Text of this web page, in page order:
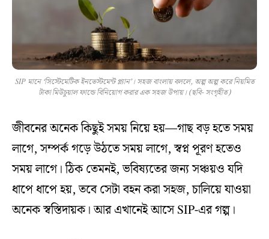
SIP মানে ‘সিস্টেমেটিক ইনভেস্টমেন্ট প্ল্যান’। সহজ বাংলায় বললে, অল্প অল্প করে নিয়মিত
টাকা মিউচুয়াল ফান্ডে বিনিয়োগ করার এক সহজ উপায়। (ছবি- সংগৃহীত)
জীবনের অনেক কিছুই সময় নিয়ে হয়—গাছ বড় হতে সময়
লাগে, সম্পর্ক গড়ে উঠতে সময় লাগে, স্বপ্ন পূরণ হতেও
সময় লাগে। ঠিক তেমনই, ভবিষ্যতের জন্য সঞ্চয়ও যদি
ধাপে ধাপে হয়, তবে সেটা বহন করা সহজ, চালিয়ে যাওয়া
অনেক স্বস্তিদায়ক। আর এখানেই আসে SIP-এর গল্প।